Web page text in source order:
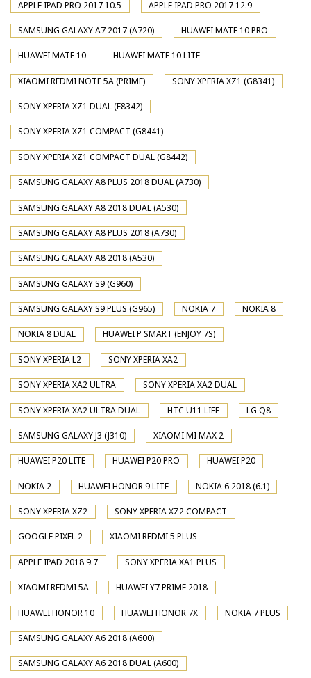
APPLE IPAD PRO 2017 10.5 APPLE IPAD PRO 2017 12.9
SAMSUNG GALAXY A7 2017 (A720) HUAWEI MATE 10 PRO
HUAWEI MATE 10 HUAWEI MATE 10 LITE
XIAOMI REDMI NOTE 5A (PRIME) SONY XPERIA XZ1 (G8341)
SONY XPERIA XZ1 DUAL (F8342)
SONY XPERIA XZ1 COMPACT (G8441)
SONY XPERIA XZ1 COMPACT DUAL (G8442)
SAMSUNG GALAXY A8 PLUS 2018 DUAL (A730)
SAMSUNG GALAXY A8 2018 DUAL (A530)
SAMSUNG GALAXY A8 PLUS 2018 (A730)
SAMSUNG GALAXY A8 2018 (A530)
SAMSUNG GALAXY S9 (G960)
SAMSUNG GALAXY S9 PLUS (G965) NOKIA 7 NOKIA 8
NOKIA 8 DUAL HUAWEI P SMART (ENJOY 7S)
SONY XPERIA L2 SONY XPERIA XA2
SONY XPERIA XA2 ULTRA SONY XPERIA XA2 DUAL
SONY XPERIA XA2 ULTRA DUAL HTC U11 LIFE LG Q8
SAMSUNG GALAXY J3 (J310) XIAOMI MI MAX 2
HUAWEI P20 LITE HUAWEI P20 PRO HUAWEI P20
NOKIA 2 HUAWEI HONOR 9 LITE NOKIA 6 2018 (6.1)
SONY XPERIA XZ2 SONY XPERIA XZ2 COMPACT
GOOGLE PIXEL 2 XIAOMI REDMI 5 PLUS
APPLE IPAD 2018 9.7 SONY XPERIA XA1 PLUS
XIAOMI REDMI 5A HUAWEI Y7 PRIME 2018
HUAWEI HONOR 10 HUAWEI HONOR 7X NOKIA 7 PLUS
SAMSUNG GALAXY A6 2018 (A600)
SAMSUNG GALAXY A6 2018 DUAL (A600)